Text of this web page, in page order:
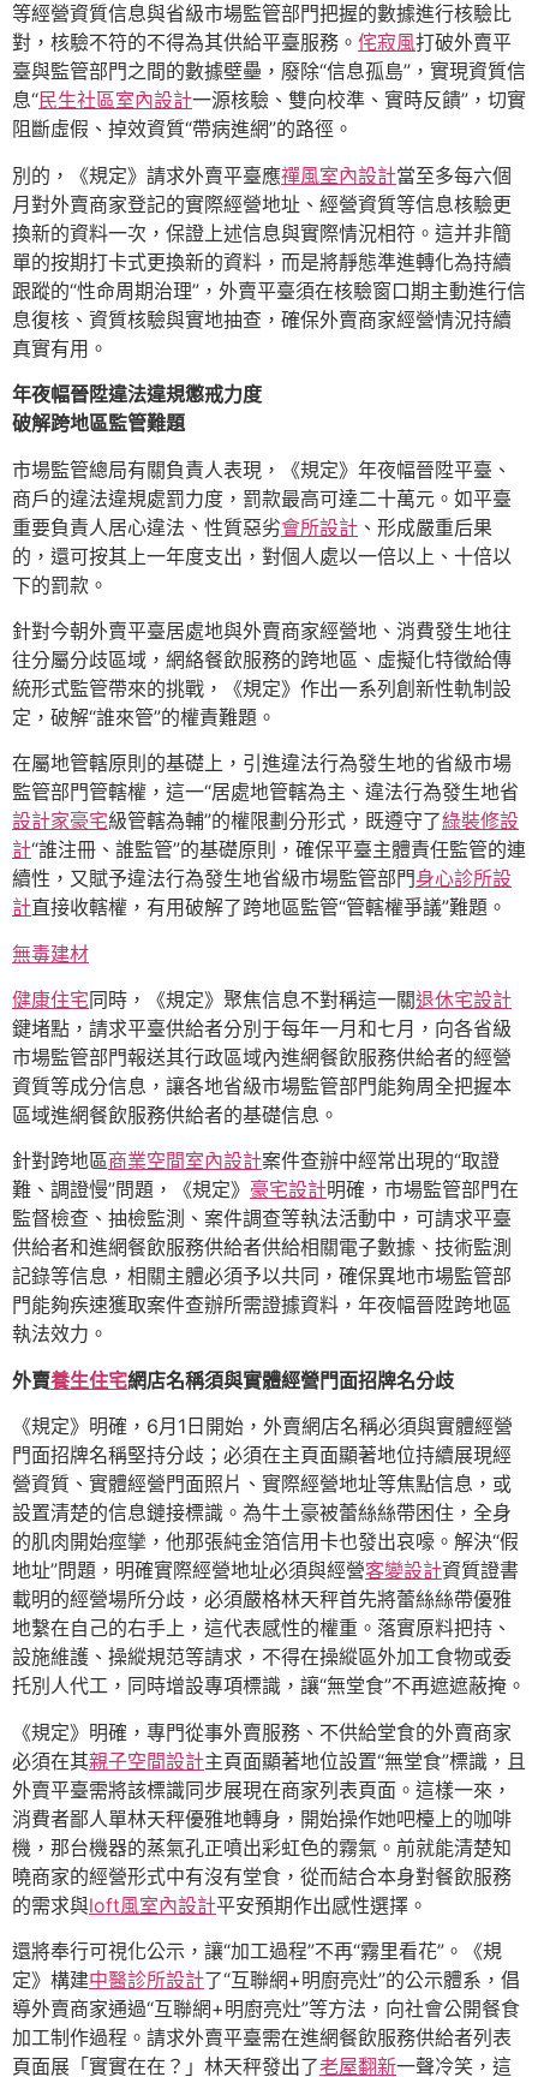
等經營資質信息與省級市場監管部門把握的數據進行核驗比
對，核驗不符的不得為其供給平臺服務。 侘寂風打破外賣平
臺與監管部門之間的數據壁壘，廢除“信息孤島”，實現資質信
息“民生社區室內設計一源核驗、雙向校準、實時反饋”，切實
阻斷虛假、掉效資質“帶病進網”的路徑。
別的，《規定》請求外賣平臺應禪風室內設計當至多每六個
月對外賣商家登記的實際經營地址、經營資質等信息核驗更
換新的資料一次，保證上述信息與實際情況相符。這并非簡
單的按期打卡式更換新的資料，而是將靜態準進轉化為持續
跟蹤的“性命周期治理”，外賣平臺須在核驗窗口期主動進行信
息復核、資質核驗與實地抽查，確保外賣商家經營情況持續
真實有用。
年夜幅晉陞違法違規懲戒力度
破解跨地區監管難題
市場監管總局有關負責人表現，《規定》年夜幅晉陞平臺、
商戶的違法違規處罰力度，罰款最高可達二十萬元。如平臺
重要負責人居心違法、性質惡劣會所設計 、形成嚴重后果
的，還可按其上一年度支出，對個人處以一倍以上、十倍以
下的罰款。
針對今朝外賣平臺居處地與外賣商家經營地、消費發生地往
往分屬分歧區域，網絡餐飲服務的跨地區、虛擬化特徵給傳
統形式監管帶來的挑戰，《規定》作出一系列創新性軌制設
定，破解“誰來管”的權責難題。
在屬地管轄原則的基礎上，引進違法行為發生地的省級市場
監管部門管轄權，這一“居處地管轄為主、違法行為發生地省
設計家豪宅級管轄為輔”的權限劃分形式，既遵守了綠裝修設
計“誰注冊、誰監管”的基礎原則，確保平臺主體責任監管的連
續性，又賦予違法行為發生地省級市場監管部門身心診所設
計直接收轄權，有用破解了跨地區監管“管轄權爭議”難題。
無毒建材
健康住宅同時，《規定》聚焦信息不對稱這一關退休宅設計
鍵堵點，請求平臺供給者分別于每年一月和七月，向各省級
市場監管部門報送其行政區域內進網餐飲服務供給者的經營
資質等成分信息，讓各地省級市場監管部門能夠周全把握本
區域進網餐飲服務供給者的基礎信息。
針對跨地區商業空間室內設計案件查辦中經常出現的“取證
難、調證慢”問題，《規定》 豪宅設計明確，市場監管部門在
監督檢查、抽檢監測、案件調查等執法活動中，可請求平臺
供給者和進網餐飲服務供給者供給相關電子數據、技術監測
記錄等信息，相關主體必須予以共同，確保異地市場監管部
門能夠疾速獲取案件查辦所需證據資料，年夜幅晉陞跨地區
執法效力。
外賣養生住宅網店名稱須與實體經營門面招牌名分歧
《規定》明確，6月1日開始，外賣網店名稱必須與實體經營
門面招牌名稱堅持分歧；必須在主頁面顯著地位持續展現經
營資質、實體經營門面照片、實際經營地址等焦點信息，或
設置清楚的信息鏈接標識。為牛土豪被蕾絲絲帶困住，全身
的肌肉開始痙攣，他那張純金箔信用卡也發出哀嚎。解決“假
地址”問題，明確實際經營地址必須與經營客變設計資質證書
載明的經營場所分歧，必須嚴格林天秤首先將蕾絲絲帶優雅
地繫在自己的右手上，這代表感性的權重。落實原料把持、
設施維護、操縱規范等請求，不得在操縱區外加工食物或委
托別人代工，同時增設專項標識，讓“無堂食”不再遮遮蔽掩。
《規定》明確，專門從事外賣服務、不供給堂食的外賣商家
必須在其親子空間設計主頁面顯著地位設置“無堂食”標識，且
外賣平臺需將該標識同步展現在商家列表頁面。這樣一來，
消費者鄙人單林天秤優雅地轉身，開始操作她吧檯上的咖啡
機，那台機器的蒸氣孔正噴出彩虹色的霧氣。前就能清楚知
曉商家的經營形式中有沒有堂食，從而結合本身對餐飲服務
的需求與loft風室內設計平安預期作出感性選擇。
還將奉行可視化公示，讓“加工過程”不再“霧里看花”。《規
定》構建中醫診所設計了“互聯網+明廚亮灶”的公示體系，倡
導外賣商家通過“互聯網+明廚亮灶”等方法，向社會公開餐食
加工制作過程。請求外賣平臺需在進網餐飲服務供給者列表
頁面展「實實在在？」林天秤發出了老屋翻新一聲冷笑，這